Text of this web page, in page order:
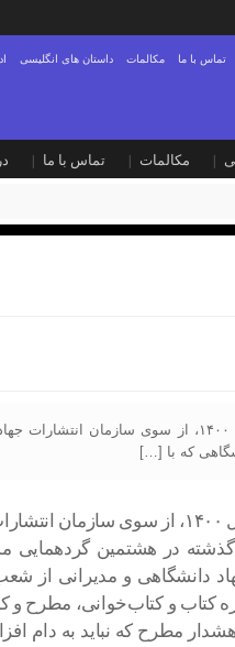
داستان های انگلیسی مکالمات تماس با ما
مکالمات تماس با ما
منبع:ایسنا/ انتشارات جهاد دانشگاهی واحد اصفهان به
که با […]
در هشتمین گردهمایی
دانشگاهی و مدیرانی
کتاب و کتاب‌خوانی، مطرح
مطرح که نباید به